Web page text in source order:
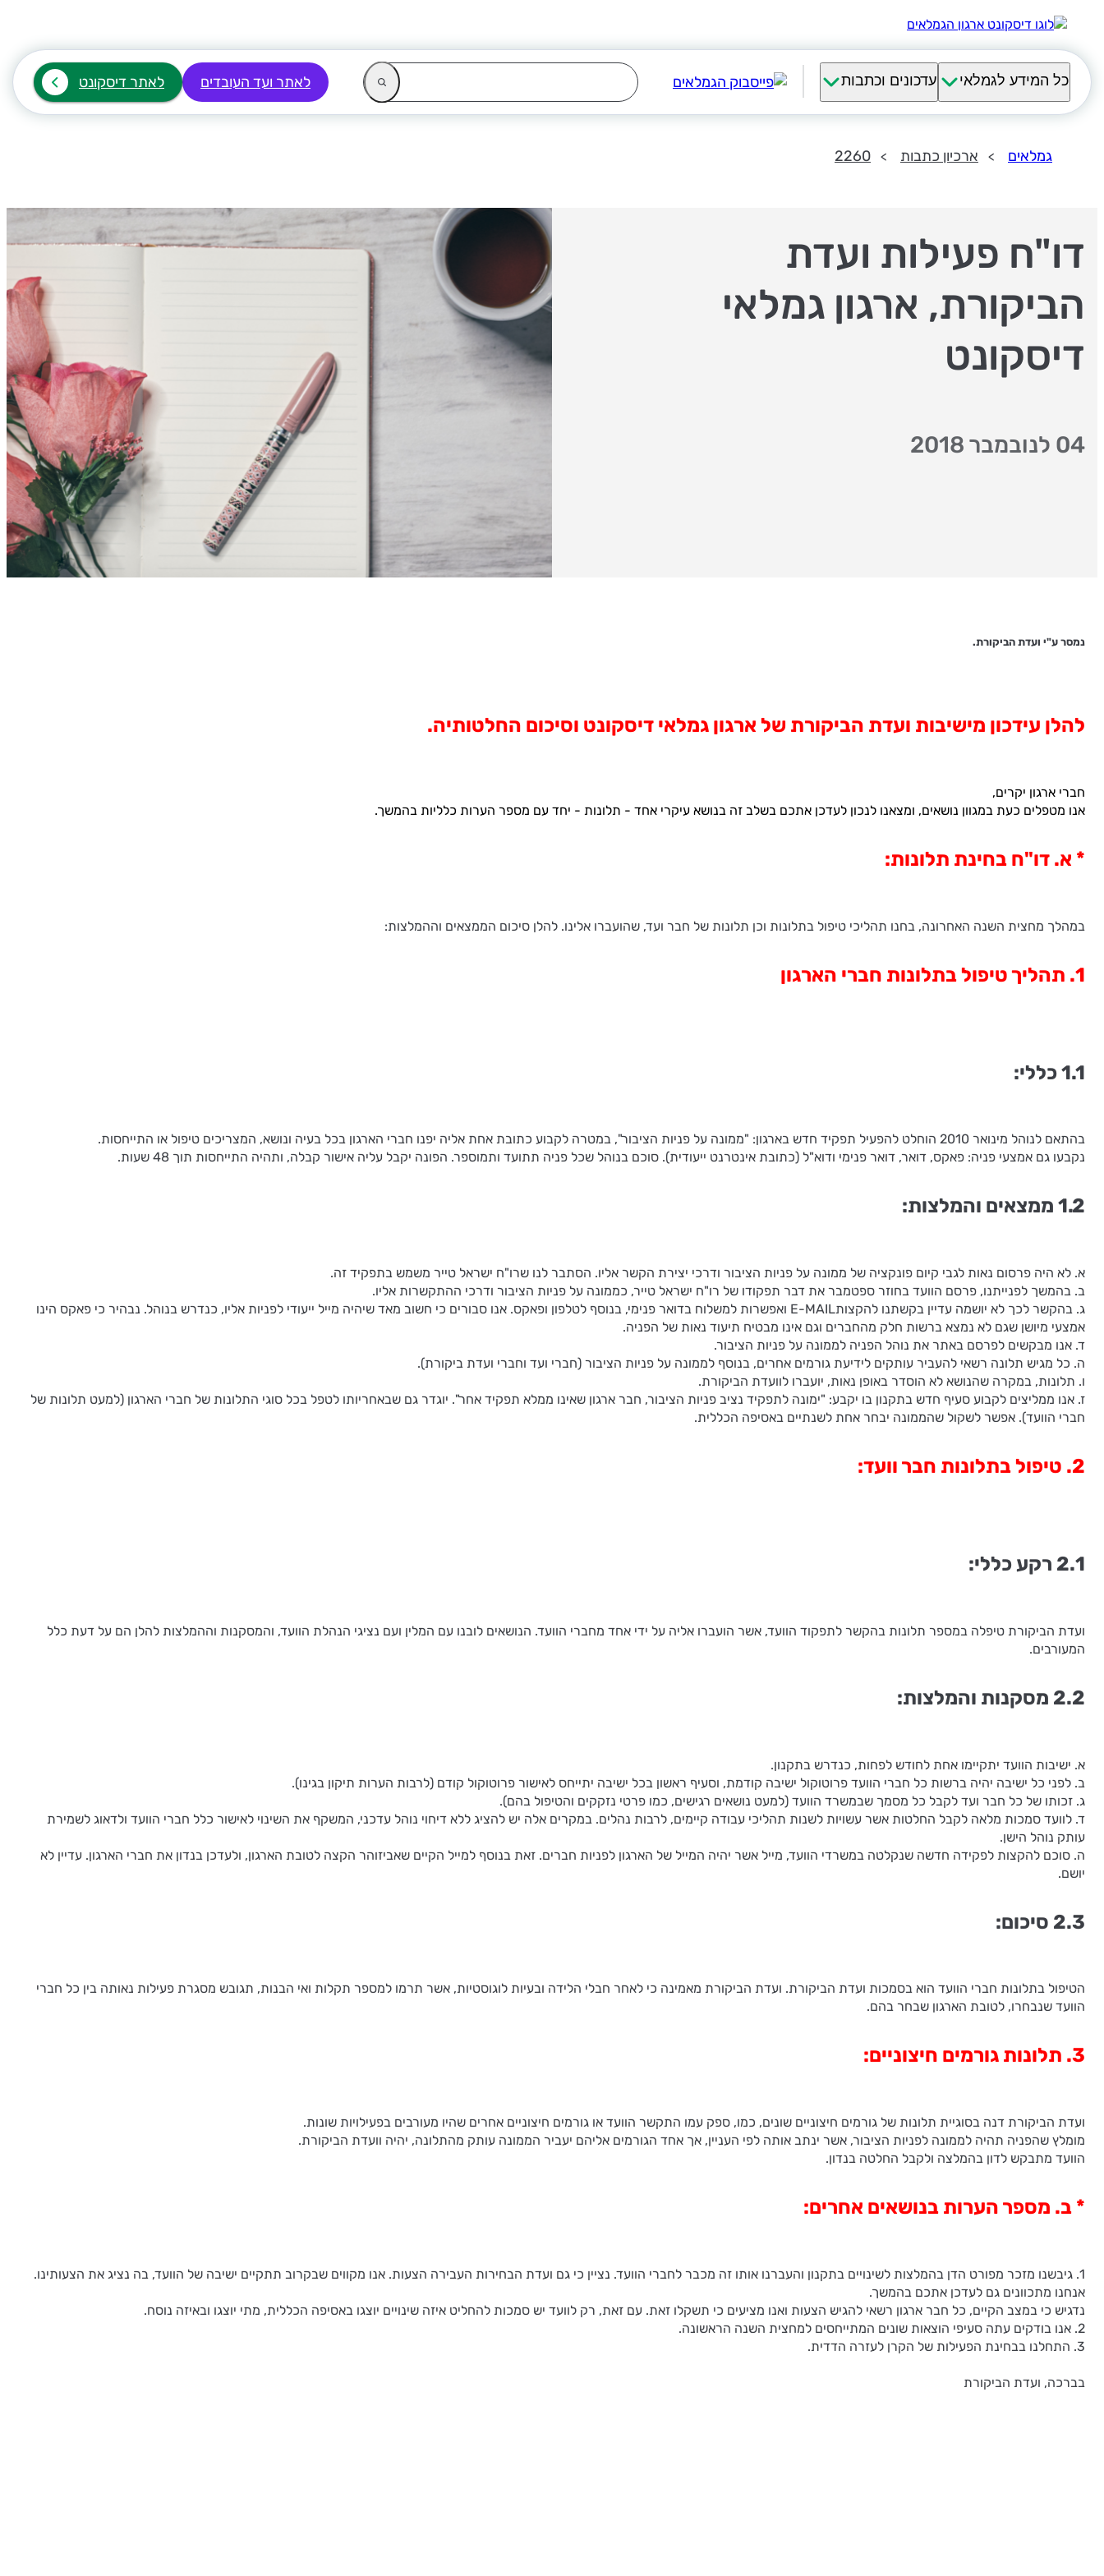
כל המידע לגמלאי עדכונים וכתבות לאתר ועד העובדים לאתר דיסקונט
גמלאים ארכיון כתבות 2260
דו"ח פעילות ועדת
הביקורת, ארגון גמלאי
דיסקונט
04 לנובמבר 2018
נמסר ע"י ועדת הביקורת.
להלן עידכון מישיבות ועדת הביקורת של ארגון גמלאי דיסקונט וסיכום החלטותיה.
חברי ארגון יקרים,
אנו מטפלים כעת במגוון נושאים, ומצאנו לנכון לעדכן אתכם בשלב זה בנושא עיקרי אחד - תלונות - יחד עם מספר הערות כלליות בהמשך.
* א. דו"ח בחינת תלונות:
במהלך מחצית השנה האחרונה, בחנו תהליכי טיפול בתלונות וכן תלונות של חבר ועד, שהועברו אלינו. להלן סיכום הממצאים וההמלצות:
1. תהליך טיפול בתלונות חברי הארגון
1.1 כללי:
בהתאם לנוהל מינואר 2010 הוחלט להפעיל תפקיד חדש בארגון: "ממונה על פניות הציבור", במטרה לקבוע כתובת אחת אליה יפנו חברי הארגון בכל בעיה ונושא, המצריכים טיפול או התייחסות.
נקבעו גם אמצעי פניה: פאקס, דואר, דואר פנימי ודוא"ל (כתובת אינטרנט ייעודית). סוכם בנוהל שכל פניה תתועד ותמוספר. הפונה יקבל עליה אישור קבלה, ותהיה התייחסות תוך 48 שעות.
1.2 ממצאים והמלצות:
א. לא היה פרסום נאות לגבי קיום פונקציה של ממונה על פניות הציבור ודרכי יצירת הקשר אליו. הסתבר לנו שרו"ח ישראל טייר משמש בתפקיד זה.
ב. בהמשך לפנייתנו, פרסם הוועד בחוזר ספטמבר את דבר תפקודו של רו"ח ישראל טייר, כממונה על פניות הציבור ודרכי ההתקשרות אליו.
ג. בהקשר לכך לא יושמה עדיין בקשתנו להקצותE-MAIL ואפשרות למשלוח בדואר פנימי, בנוסף לטלפון ופאקס. אנו סבורים כי חשוב מאד שיהיה מייל ייעודי לפניות אליו, כנדרש בנוהל. נבהיר כי פאקס הינו
אמצעי מיושן שגם לא נמצא ברשות חלק מהחברים וגם אינו מבטיח תיעוד נאות של הפניה.
ד. אנו מבקשים לפרסם באתר את נוהל הפניה לממונה על פניות הציבור.
ה. כל מגיש תלונה רשאי להעביר עותקים לידיעת גורמים אחרים, בנוסף לממונה על פניות הציבור (חברי ועד וחברי ועדת ביקורת).
ו. תלונות, במקרה שהנושא לא הוסדר באופן נאות, יועברו לוועדת הביקורת.
ז. אנו ממליצים לקבוע סעיף חדש בתקנון בו יקבע: "ימונה לתפקיד נציב פניות הציבור, חבר ארגון שאינו ממלא תפקיד אחר". יוגדר גם שבאחריותו לטפל בכל סוגי התלונות של חברי הארגון (למעט תלונות של
חברי הוועד). אפשר לשקול שהממונה יבחר אחת לשנתיים באסיפה הכללית.
2. טיפול בתלונות חבר וועד:
2.1 רקע כללי:
ועדת הביקורת טיפלה במספר תלונות בהקשר לתפקוד הוועד, אשר הועברו אליה על ידי אחד מחברי הוועד. הנושאים לובנו עם המלין ועם נציגי הנהלת הוועד, והמסקנות וההמלצות להלן הם על דעת כלל
המעורבים.
2.2 מסקנות והמלצות:
א. ישיבות הוועד יתקיימו אחת לחודש לפחות, כנדרש בתקנון.
ב. לפני כל ישיבה יהיה ברשות כל חברי הוועד פרוטוקול ישיבה קודמת, וסעיף ראשון בכל ישיבה יתייחס לאישור פרוטוקול קודם (לרבות הערות תיקון בגינו).
ג. זכותו של כל חבר ועד לקבל כל מסמך שבמשרד הוועד (למעט נושאים רגישים, כמו פרטי נזקקים והטיפול בהם).
ד. לוועד סמכות מלאה לקבל החלטות אשר עשויות לשנות תהליכי עבודה קיימים, לרבות נהלים. במקרים אלה יש להציג ללא דיחוי נוהל עדכני, המשקף את השינוי לאישור כלל חברי הוועד ולדאוג לשמירת
עותק נוהל הישן.
ה. סוכם להקצות לפקידה חדשה שנקלטה במשרדי הוועד, מייל אשר יהיה המייל של הארגון לפניות חברים. זאת בנוסף למייל הקיים שאביזוהר הקצה לטובת הארגון, ולעדכן בנדון את חברי הארגון. עדיין לא
יושם.
2.3 סיכום:
הטיפול בתלונות חברי הוועד הוא בסמכות ועדת הביקורת. ועדת הביקורת מאמינה כי לאחר חבלי הלידה ובעיות לוגוסטיות, אשר תרמו למספר תקלות ואי הבנות, תגובש מסגרת פעילות נאותה בין כל חברי
הוועד שנבחרו, לטובת הארגון שבחר בהם.
3. תלונות גורמים חיצוניים:
ועדת הביקורת דנה בסוגיית תלונות של גורמים חיצוניים שונים, כמו, ספק עמו התקשר הוועד או גורמים חיצוניים אחרים שהיו מעורבים בפעילויות שונות.
מומלץ שהפניה תהיה לממונה לפניות הציבור, אשר ינתב אותה לפי העניין, אך אחד הגורמים אליהם יעביר הממונה עותק מהתלונה, יהיה וועדת הביקורת.
הוועד מתבקש לדון בהמלצה ולקבל החלטה בנדון.
* ב. מספר הערות בנושאים אחרים:
1. גיבשנו מזכר מפורט הדן בהמלצות לשינויים בתקנון והעברנו אותו זה מכבר לחברי הוועד. נציין כי גם ועדת הבחירות העבירה הצעות. אנו מקווים שבקרוב תתקיים ישיבה של הוועד, בה נציג את הצעותינו.
אנחנו מתכוונים גם לעדכן אתכם בהמשך.
נדגיש כי במצב הקיים, כל חבר ארגון רשאי להגיש הצעות ואנו מציעים כי תשקלו זאת. עם זאת, רק לוועד יש סמכות להחליט איזה שינויים יוצגו באסיפה הכללית, מתי יוצגו ובאיזה נוסח.
2. אנו בודקים עתה סעיפי הוצאות שונים המתייחסים למחצית השנה הראשונה.
3. התחלנו בבחינת הפעילות של הקרן לעזרה הדדית.
בברכה, ועדת הביקורת